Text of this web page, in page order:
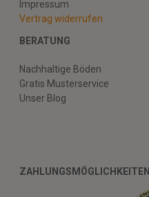
Impressum
Vertrag widerrufen
BERATUNG
Nachhaltige Böden
Gratis Musterservice
Unser Blog
ZAHLUNGSMÖGLICHKEITEN